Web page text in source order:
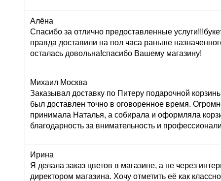
Алёна
Спасибо за отлично предоставленные
правда доставили на пол часа раньше
осталась довольна!спасибо Вашему магазину!
Михаил Москва
Заказывал доставку по Питеру подарочной
был доставлен точно в оговоренное время.
принимала Наталья, а собирала и оформляла
благодарность за внимательность и
Ирина
Я делала заказ цветов в магазине, а не через
директором магазина. Хочу отметить её как